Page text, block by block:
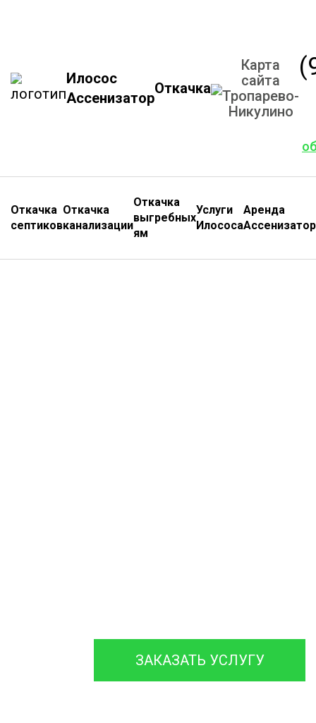
Илосос
Ассенизатор
Откачка
Карта
сайта
Тропарево-
Никулино
Откачка
септиков
Откачка
канализации
Откачка
выгребных
ям
Услуги
Илососа
Аренда
ЗАКАЗАТЬ УСЛУГУ